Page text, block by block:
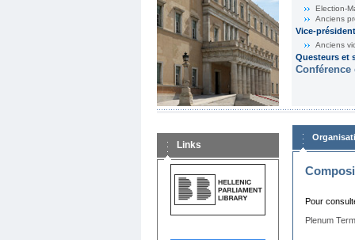
Election-
Anciens
Vice-
Anciens
Questeurs et
Links
Pour
Plenum